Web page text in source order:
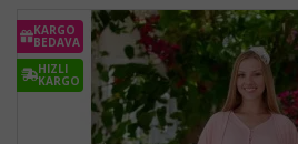
KARGO
BEDAVA
HIZLI
KARGO